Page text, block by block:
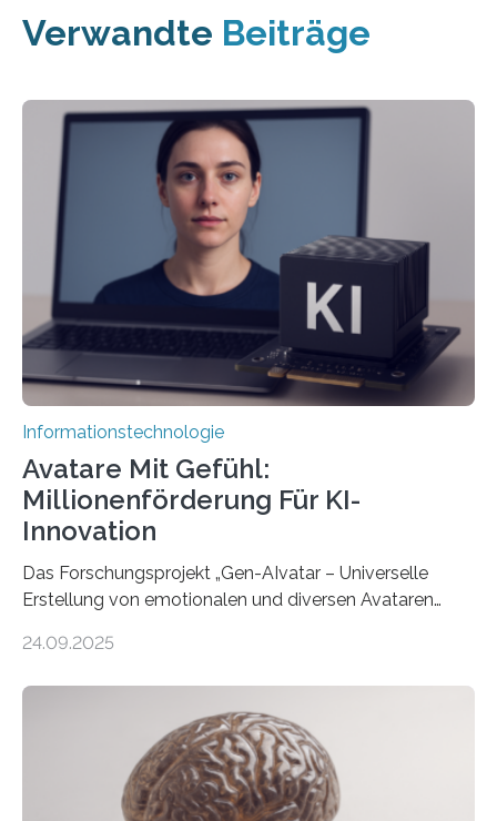
Verwandte Beiträge
Informationstechnologie
Avatare Mit Gefühl:
Millionenförderung Für KI-
Innovation
Das Forschungsprojekt „Gen-AIvatar – Universelle
Erstellung von emotionalen und diversen Avataren
Förderung in Höhe von rund 2 Millionen Euro. Dabei
der MindPort GmbH eine neuartige, KI-gestützte
Lösung zur Erzeugung von Emotionen für realistische
Avatare. Gen-AIvatar entwickelt innovative und
kosteneffiziente Methoden, um lebensechte Avatare zu
24.09.2025